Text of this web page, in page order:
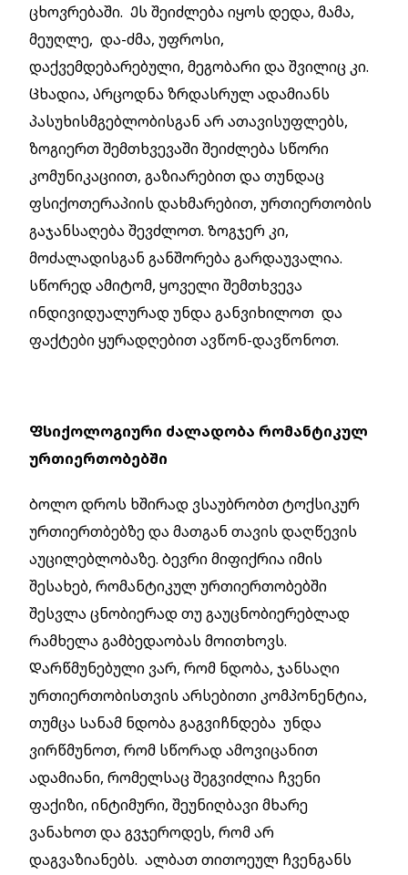
ცხოვრებაში. Ეს შეიძლება იყოს დედა, მამა,
მეუღლე, და-ძმა, უფროსი,
დაქვემდებარებული, მეგობარი და შვილიც კი.
Ცხადია, Არცოდნა ზრდასრულ ადამიანს
პასუხისმგებლობისგან არ ათავისუფლებს,
ზოგიერთ შემთხვევაში შეიძლება სწორი
კომუნიკაციით, გაზიარებით და თუნდაც
ფსიქოთერაპიის დახმარებით, ურთიერთობის
გაჯანსაღება შევძლოთ. Ზოგჯერ კი,
მოძალადისგან განშორება გარდაუვალია.
Სწორედ ამიტომ, ყოველი შემთხვევა
ინდივიდუალურად უნდა განვიხილოთ და
ფაქტები ყურადღებით ავწონ-დავწონოთ.
Ფსიქოლოგიური ძალადობა რომანტიკულ
ურთიერთობებში
Ბოლო დროს ხშირად ვსაუბრობთ ტოქსიკურ
ურთიერთბებზე და მათგან თავის დაღწევის
აუცილებლობაზე. Ბევრი მიფიქრია იმის
შესახებ, რომანტიკულ ურთიერთობებში
შესვლა ცნობიერად თუ გაუცნობიერებლად
რამხელა გამბედაობას მოითხოვს.
Დარწმუნებული ვარ, რომ ნდობა, ჯანსაღი
ურთიერთობისთვის არსებითი კომპონენტია,
თუმცა Სანამ ნდობა გაგვიჩნდება უნდა
ვირწმუნოთ, რომ სწორად ამოვიცანით
ადამიანი, რომელსაც შეგვიძლია ჩვენი
ფაქიზი, ინტიმური, შეუნიღბავი მხარე
ვანახოთ და გვჯეროდეს, რომ არ
დაგვაზიანებს. ალბათ თითოეულ ჩვენგანს